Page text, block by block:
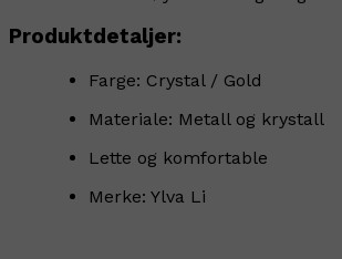
Produktdetaljer:
Farge: Crystal / Gold
Materiale: Metall og krystall
Lette og komfortable
Merke: Ylva Li